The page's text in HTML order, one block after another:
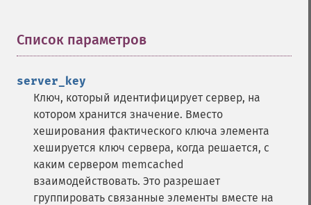
Список параметров
server_key
Ключ, который идентифицирует сервер, на
котором хранится значение. Вместо
хеширования фактического ключа элемента
хешируется ключ сервера, когда решается, с
каким сервером memcached
взаимодействовать. Это разрешает
группировать связанные элементы вместе на